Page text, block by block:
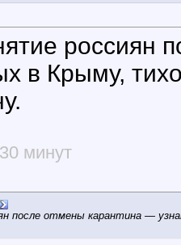
россиян
в Крыму,
минут
после отмены карантина —